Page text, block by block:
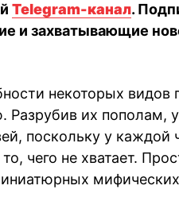
Telegram-канал.
и захватывающие
некоторых видов
Разрубив их пополам,
поскольку у каждой
чего не хватает.